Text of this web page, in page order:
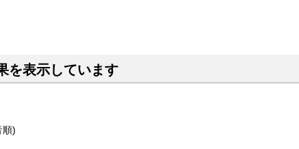
を表示しています
順)